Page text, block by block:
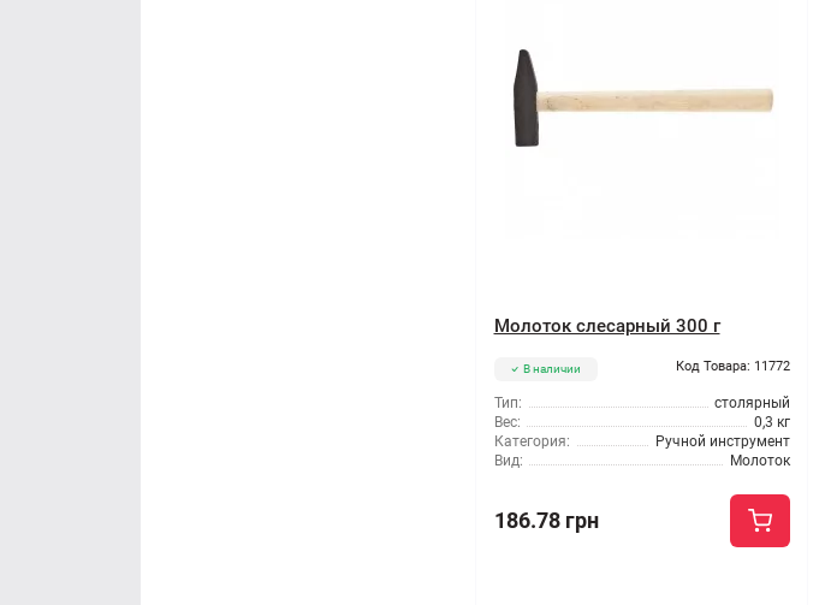
Молоток слесарный 300 г
В наличии Код Товара: 11772
Тип:
столярный
Вес:
0,3 кг
Категория:
Ручной инструмент
Вид:
Молоток
186.78 грн